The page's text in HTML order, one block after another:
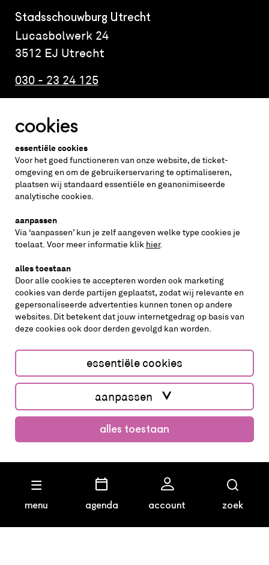
menu agenda account zoek
uitverkocht
Stadsschouwburg Utrecht
Lucasbolwerk 24
3512 EJ Utrecht
030 - 23 24 125
Altijd weten wat er speelt?
vraag de nieuwsbrief aan
inschrijven
volg ons op
cookies aanpassen cookies/privacy
Website by The Cre8ion.Lab
cookies
essentiële cookies
Voor het goed functioneren van onze website, de ticket-
omgeving en om de gebruikerservaring te optimaliseren,
plaatsen wij standaard essentiële en geanonimiseerde
analytische cookies.
aanpassen
Via ‘aanpassen’ kun je zelf aangeven welke type cookies je
toelaat. Voor meer informatie klik hier.
alles toestaan
Door alle cookies te accepteren worden ook marketing
cookies van derde partijen geplaatst, zodat wij relevante en
gepersonaliseerde advertenties kunnen tonen op andere
websites. Dit betekent dat jouw internetgedrag op basis van
deze cookies ook door derden gevolgd kan worden.
essentiële cookies
aanpassen
alles toestaan